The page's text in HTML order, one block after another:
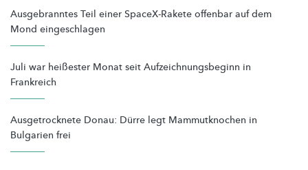
Ausgebranntes Teil einer SpaceX-Rakete offenbar auf dem
Mond eingeschlagen
Juli war heißester Monat seit Aufzeichnungsbeginn in
Frankreich
Ausgetrocknete Donau: Dürre legt Mammutknochen in
Bulgarien frei